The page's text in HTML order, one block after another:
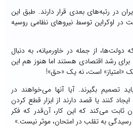
در رتبه‌های بعدی قرار دارند. طبق این
در اوکراین توسط نیروهای نظامی روسیه
از جمله در خاورمیانه، به دنبال
برای رشد اقتصادی هستند اما هنوز هم این
«امتیاز» است، نه یک «حق»!
تصمیم بگیرند. آیا آنها می‌خواهند در
کنند یا قصد دارند از ابزار قطع کردن
ثابت می‌کند که این کار، آن‌قدر که فکر
به تقلب در امتحان، موثر نیست.»